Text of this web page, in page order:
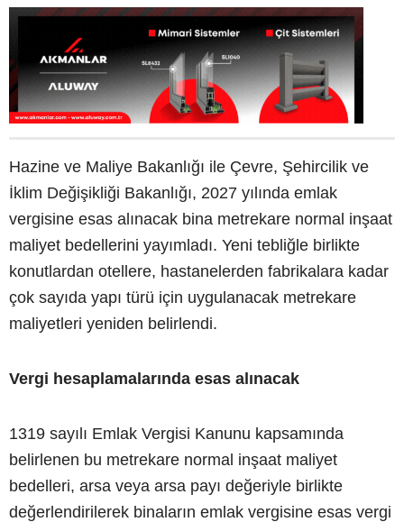
Hazine ve Maliye Bakanlığı ile Çevre, Şehircilik ve
İklim Değişikliği Bakanlığı, 2027 yılında emlak
vergisine esas alınacak bina metrekare normal inşaat
maliyet bedellerini yayımladı. Yeni tebliğle birlikte
konutlardan otellere, hastanelerden fabrikalara kadar
çok sayıda yapı türü için uygulanacak metrekare
maliyetleri yeniden belirlendi.
Vergi hesaplamalarında esas alınacak
1319 sayılı Emlak Vergisi Kanunu kapsamında
belirlenen bu metrekare normal inşaat maliyet
bedelleri, arsa veya arsa payı değeriyle birlikte
değerlendirilerek binaların emlak vergisine esas vergi